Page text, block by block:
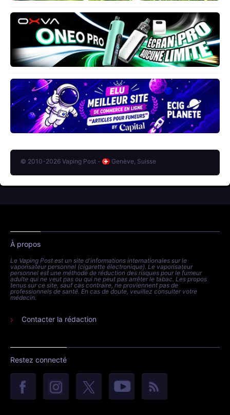
© 2010-2026 Vaping Post - Genève, Suisse
À propos
Le Vaping Post est un site d'informations internationales sur le
vaporisateur personnel (cigarette électronique). Le vaporisateur
personnel est une méthode de réduction des risques pour le fumeur
adulte qui ne veut pas ou qui ne peut pas arrêter le tabac. Les propos
tenus sur ce site, sauf cas contraire, ne proviennent pas de
professionnels de santé. En cas de doute, veuillez consulter votre
médecin.
Contacter la rédaction
Restez connecté